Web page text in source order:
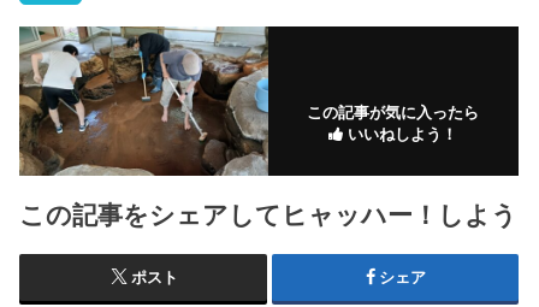
この記事が気に入ったら
いいねしよう！
この記事をシェアしてヒャッハー！しよう
ポスト シェア